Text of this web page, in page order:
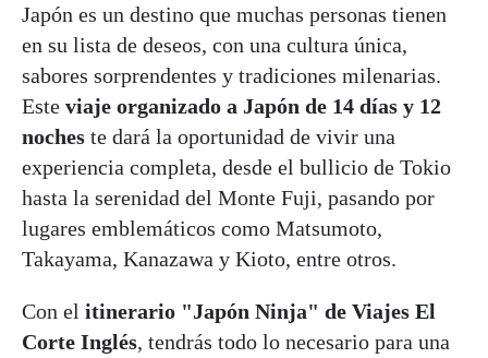
Japón es un destino que muchas personas tienen
en su lista de deseos, con una cultura única,
sabores sorprendentes y tradiciones milenarias.
Este viaje organizado a Japón de 14 días y 12
noches te dará la oportunidad de vivir una
experiencia completa, desde el bullicio de Tokio
hasta la serenidad del Monte Fuji, pasando por
lugares emblemáticos como Matsumoto,
Takayama, Kanazawa y Kioto, entre otros.
Con el itinerario "Japón Ninja" de Viajes El
Corte Inglés, tendrás todo lo necesario para una